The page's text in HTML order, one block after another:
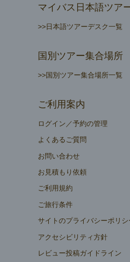
マイバス日本語ツア
>>日本語ツアーデスク一覧
国別ツアー集合場所
>>国別ツアー集合場所一覧
ご利用案内
ログイン／予約の管理
よくあるご質問
お問い合わせ
お見積もり依頼
ご利用規約
ご旅行条件
サイトのプライバシーポリシ
アクセシビリティ方針
レビュー投稿ガイドライン